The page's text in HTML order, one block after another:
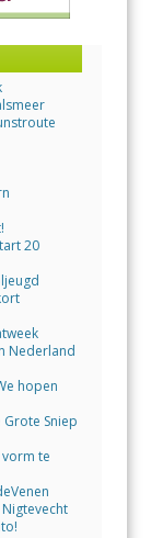
20
Nederland
hopen
Sniep
te